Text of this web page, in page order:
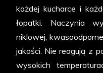
każdej kucharce i
łopatki. Naczynia
niklowej,
jakości. Nie reagują z
wysokich